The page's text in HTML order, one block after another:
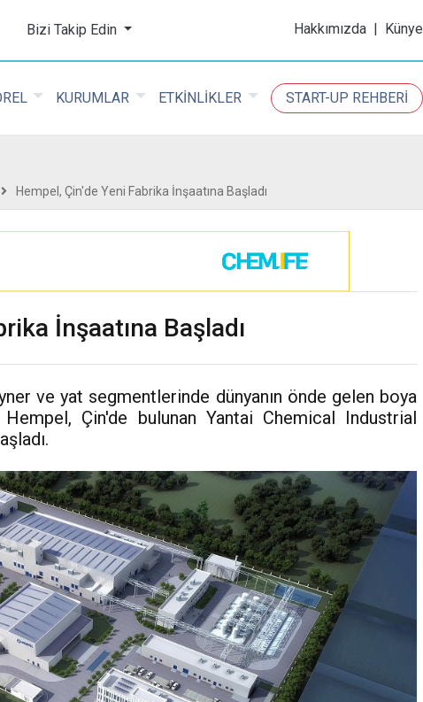
Dijital Kimya Dergisi
Bizi Takip Edin Hakkımızda | Künye
KURUMLAR ETKİNLİKLER START-UP REHBERİ
Hempel, Çin'de Yeni Fabrika İnşaatına Başladı
İnşaatına Başladı
ve yat segmentlerinde dünyanın önde gelen boya
Çin'de bulunan Yantai Chemical Industrial